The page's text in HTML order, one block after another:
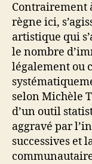
Contrairement
règne ici,
artistique qui
le nombre
légalement ou
selon Michèle
d’un outil
aggravé par
successives et